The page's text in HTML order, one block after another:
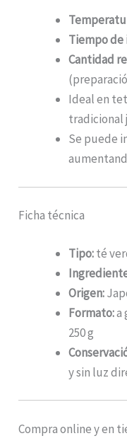
Tiempo de
Cantidad
Ideal en
tradicional
Se puede
Ficha técnica
Tipo:té
Origen:
Formato:a
250 g
y sin luz
Compra online y en